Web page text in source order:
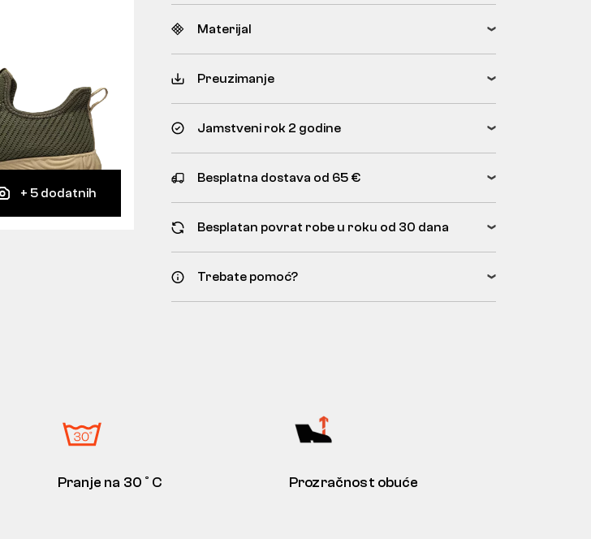
+ 5 dodatnih
Materijal
Preuzimanje
Jamstveni rok 2 godine
Besplatna dostava od 65 €
Besplatan povrat robe u roku od 30 dana
Trebate pomoć?
Pranje na 30˚C Prozračnost obuće